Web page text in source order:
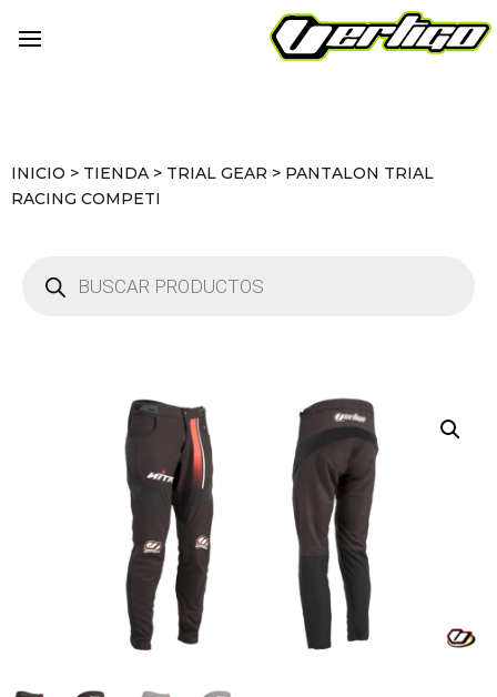
INICIO > TIENDA > TRIAL GEAR > PANTALON TRIAL
RACING COMPETI
productos